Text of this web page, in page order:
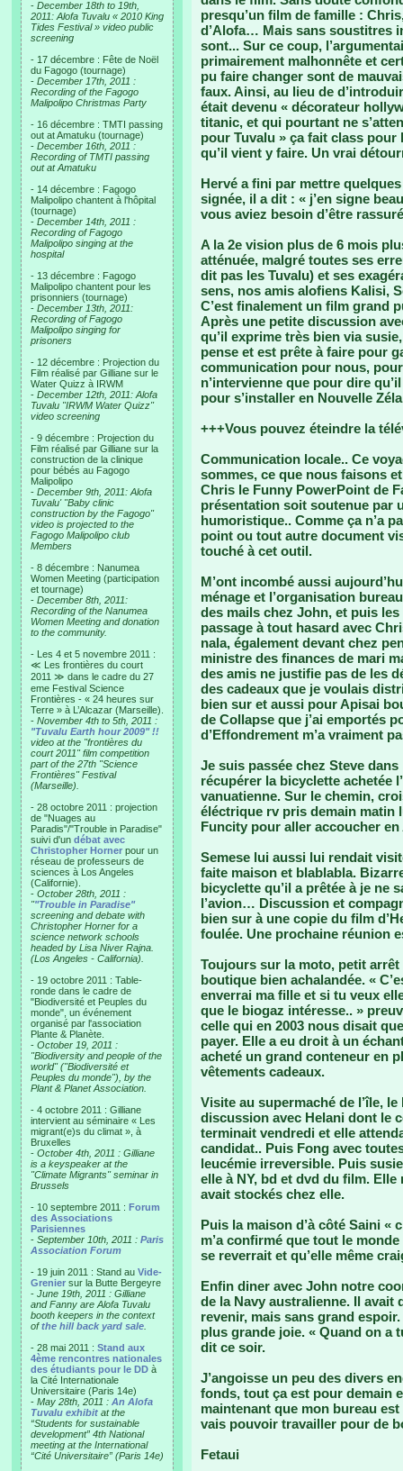
- December 18th to 19th,
2011: Alofa Tuvalu « 2010 King
Tides Festival » video public
screening
- 17 décembre : Fête de Noël
du Fagogo (tournage)
- December 17th, 2011 :
Recording of the Fagogo
Malipolipo Christmas Party
- 16 décembre : TMTI passing
out at Amatuku (tournage)
- December 16th, 2011 :
Recording of TMTI passing
out at Amatuku
- 14 décembre : Fagogo
Malipolipo chantent à l'hôpital
(tournage)
- December 14th, 2011 :
Recording of Fagogo
Malipolipo singing at the
hospital
- 13 décembre : Fagogo
Malipolipo chantent pour les
prisonniers (tournage)
- December 13th, 2011:
Recording of Fagogo
Malipolipo singing for
prisoners
- 12 décembre : Projection du
Film réalisé par Gilliane sur le
Water Quizz à IRWM
- December 12th, 2011: Alofa
Tuvalu "IRWM Water Quizz"
video screening
- 9 décembre : Projection du
Film réalisé par Gilliane sur la
construction de la clinique
pour bébés au Fagogo
Malipolipo
- December 9th, 2011: Alofa
Tuvalu' "Baby clinic
construction by the Fagogo"
video is projected to the
Fagogo Malipolipo club
Members
- 8 décembre : Nanumea
Women Meeting (participation
et tournage)
- December 8th, 2011:
Recording of the Nanumea
Women Meeting and donation
to the community.
- Les 4 et 5 novembre 2011 :
≪ Les frontières du court
2011 ≫ dans le cadre du 27
eme Festival Science
Frontières - « 24 heures sur
Terre » à L’Alcazar (Marseille).
- November 4th to 5th, 2011 :
"Tuvalu Earth hour 2009" !!
video at the "frontières du
court 2011" film competition
part of the 27th "Science
Frontières" Festival
(Marseille).
- 28 octobre 2011 : projection
de "Nuages au
Paradis"/"Trouble in Paradise"
suivi d'un débat avec
Christopher Horner pour un
réseau de professeurs de
sciences à Los Angeles
(Californie).
- October 28th, 2011 :
""Trouble in Paradise"
screening and debate with
Christopher Horner for a
science network schools
headed by Lisa Niver Rajna.
(Los Angeles - California).
- 19 octobre 2011 : Table-
ronde dans le cadre de
"Biodiversité et Peuples du
monde", un événement
organisé par l'association
Plante & Planète.
- October 19, 2011 :
"Biodiversity and people of the
world" ("Biodiversité et
Peuples du monde"), by the
Plant & Planet Association.
- 4 octobre 2011 : Gilliane
intervient au séminaire « Les
migrant(e)s du climat », à
Bruxelles
- October 4th, 2011 : Gilliane
is a keyspeaker at the
"Climate Migrants" seminar in
Brussels
- 10 septembre 2011 : Forum
des Associations
Parisiennes
- September 10th, 2011 : Paris
Association Forum
- 19 juin 2011 : Stand au Vide-
Grenier sur la Butte Bergeyre
- June 19th, 2011 : Gilliane
and Fanny are Alofa Tuvalu
booth keepers in the context
ofthe hill back yard sale
- 28 mai 2011 : Stand aux
4ème rencontres nationales
des étudiants pour le DD à
la Cité Internationale
Universitaire (Paris 14e)
- May 28th, 2011 : An Alofa
Tuvalu exhibit at the
“Students for sustainable
development” 4th National
meeting at the International
“Cité Universitaire” (Paris 14e)
presqu’un film de famille :
d’Alofa… Mais sans soustitres
sont... Sur ce coup,
primairement malhonnête et
pu faire changer sont de
faux. Ainsi, au lieu de
était devenu « décorateur
titanic, et qui pourtant ne
pour Tuvalu » ça fait class pour
qu’il vient y faire. Un vrai
Hervé a fini par mettre
signée, il a dit : « j’en signe
vous aviez besoin d’être
A la 2e vision plus de 6 mois
atténuée, malgré toutes ses
dit pas les Tuvalu) et ses
sens, nos amis alofiens Kalisi,
C’est finalement un film grand
Après une petite discussion
qu’il exprime très bien via
pense et est prête à faire pour
communication pour nous,
n’intervienne que pour dire
pour s’installer en Nouvelle
+++Vous pouvez éteindre la
Communication locale.. Ce
sommes, ce que nous faisons
Chris le Funny PowerPoint de
présentation soit soutenue par
humoristique.. Comme ça n’a
point ou tout autre document
touché à cet outil.
M’ont incombé aussi
ménage et l’organisation
des mails chez John, et puis
passage à tout hasard avec
nala, également devant chez
ministre des finances de mari
des amis ne justifie pas de les
des cadeaux que je voulais
bien sur et aussi pour Apisai
de Collapse que j’ai emportés
d’Effondrement m’a vraiment
Je suis passée chez Steve
récupérer la bicyclette achetée
vanuatienne. Sur le chemin,
éléctrique rv pris demain matin
Funcity pour aller accoucher
Semese lui aussi lui rendait
faite maison et blablabla.
bicyclette qu’il a prêtée à je ne
l’avion… Discussion et
bien sur à une copie du film
foulée. Une prochaine réunion
Toujours sur la moto, petit
boutique bien achalandée. «
enverrai ma fille et si tu veux
que le biogaz intéresse.. »
celle qui en 2003 nous disait
payer. Elle a eu droit à un
acheté un grand conteneur en
vêtements cadeaux.
Visite au supermaché de l’île,
discussion avec Helani dont le
terminait vendredi et elle
candidat.. Puis Fong avec
leucémie irreversible. Puis
elle à NY, bd et dvd du film. Elle
avait stockés chez elle.
Puis la maison d’à côté Saini «
m’a confirmé que tout le
se reverrait et qu’elle même
Enfin diner avec John notre
de la Navy australienne. Il avait
revenir, mais sans grand
plus grande joie. « Quand on a
dit ce soir.
J’angoisse un peu des divers
fonds, tout ça est pour demain
maintenant que mon bureau
vais pouvoir travailler pour de
Fetaui